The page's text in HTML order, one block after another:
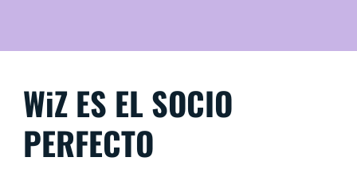
WiZ ES EL SOCIO
PERFECTO